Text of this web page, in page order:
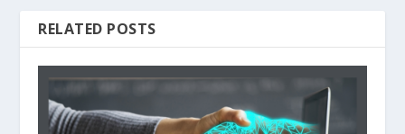
RELATED POSTS